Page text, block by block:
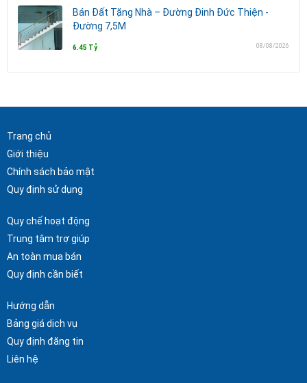
Bán Đất Tặng Nhà – Đường Đinh Đức Thiện -
Đường 7,5M
6.45 Tỷ 08/08/2026
Trang chủ
Giới thiệu
Chính sách bảo mật
Quy định sử dụng
Quy chế hoạt động
Trung tâm trợ giúp
An toàn mua bán
Quy định cần biết
Hướng dẫn
Bảng giá dịch vụ
Quy định đăng tin
Liên hệ